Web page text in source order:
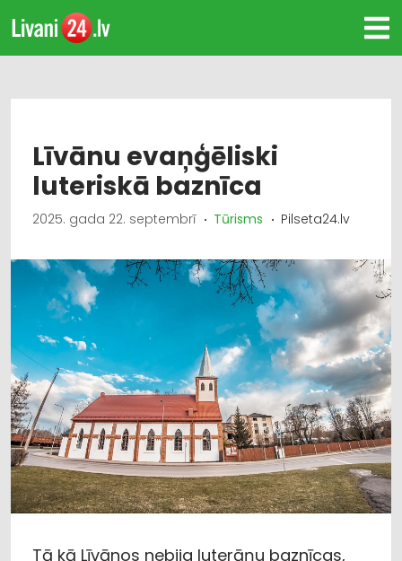
Līvānu evaņģēliski
luteriskā baznīca
2025. gada 22. septembrī Tūrisms Pilseta24.lv
Tā kā Līvānos nebija luterāņu baznīcas,